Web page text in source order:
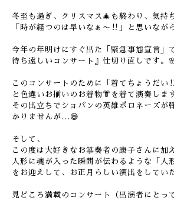
冬至も過ぎ、クリスマス🎄も終わり、気持
「時が経つのは早いなぁ〜‼︎」と思いなが
今年の年明けにすぐ出た「緊急事態宣言」
待ち遠しいコンサート』仕切り直しです。
このコンサートのために「着てちょうだ
と色違いお揃いのお着物👘を着て演奏しま
その出立ちでショパンの英雄ポロネーズが
かりませんが…😅
そして、
この度は大好きなお箏奏者の康子さんに加
人形に魂が入った瞬間が伝わるような「人
をお迎えして、お正月らしい演出をしてい
見どころ満載のコンサート（出演者にとっ